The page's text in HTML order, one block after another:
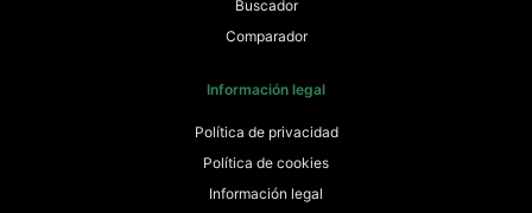
Buscador
Comparador
Información legal
Política de privacidad
Política de cookies
Información legal